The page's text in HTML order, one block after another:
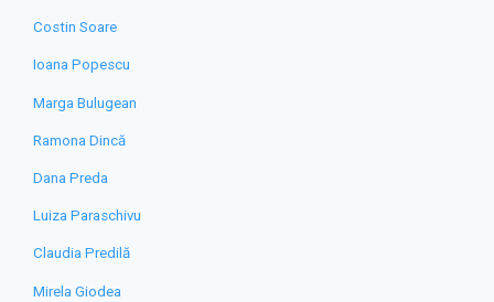
Costin Soare
Ioana Popescu
Marga Bulugean
Ramona Dincă
Dana Preda
Luiza Paraschivu
Claudia Predilă
Mirela Giodea